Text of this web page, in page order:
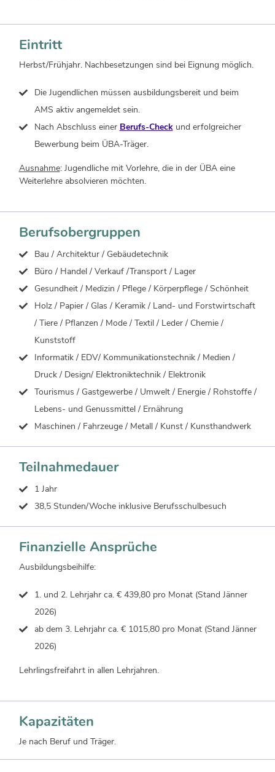
Eintritt
Herbst/Frühjahr. Nachbesetzungen sind bei Eignung möglich.
Die Jugendlichen müssen ausbildungsbereit und beim
AMS aktiv angemeldet sein.
Nach Abschluss einer Berufs-Checkund erfolgreicher
Bewerbung beim ÜBA-Träger.
Ausnahme: Jugendliche mit Vorlehre, die in der ÜBA eine
Weiterlehre absolvieren möchten.
Berufsobergruppen
Bau / Architektur / Gebäudetechnik
Büro / Handel / Verkauf /Transport / Lager
Gesundheit / Medizin / Pflege / Körperpflege / Schönheit
Holz / Papier / Glas / Keramik / Land- und Forstwirtschaft
/ Tiere / Pflanzen / Mode / Textil / Leder / Chemie /
Kunststoff
Informatik / EDV/ Kommunikationstechnik / Medien /
Druck / Design/ Elektroniktechnik / Elektronik
Tourismus / Gastgewerbe / Umwelt / Energie / Rohstoffe /
Lebens- und Genussmittel / Ernährung
Maschinen / Fahrzeuge / Metall / Kunst / Kunsthandwerk
Teilnahmedauer
1 Jahr
38,5 Stunden/Woche inklusive Berufsschulbesuch
Finanzielle Ansprüche
Ausbildungsbeihilfe:
1. und 2. Lehrjahr ca. € 439,80 pro Monat (Stand Jänner
2026)
ab dem 3. Lehrjahr ca. € 1015,80 pro Monat (Stand Jänner
2026)
Lehrlingsfreifahrt in allen Lehrjahren.
Kapazitäten
Je nach Beruf und Träger.